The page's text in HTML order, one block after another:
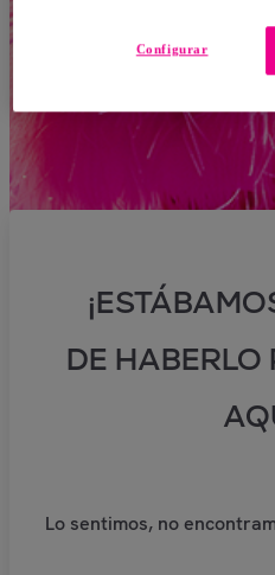
DE HABERLO
Lo sentimos, no
Configurar